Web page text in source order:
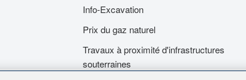
Info-Excavation
Prix du gaz naturel
Travaux à proximité d'infrastructures
souterraines